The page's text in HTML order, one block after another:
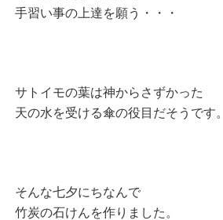
手習い事の上達を願う・・・
サトイモの葉は神からさずかった
天の水を受ける傘の役目だそうです。
そんな七夕にちなんで
竹炭の石けんを作りました。